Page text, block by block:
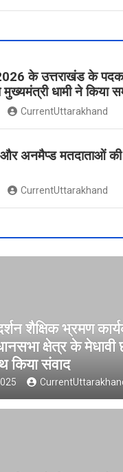
के उत्तराखंड के
धामी ने किया
CurrentUttarakhand
अनमैप्ड मतदाताओं की
CurrentUttarakhand
शैक्षिक भ्रमण
क्षेत्र के मेधावी
किया संवाद